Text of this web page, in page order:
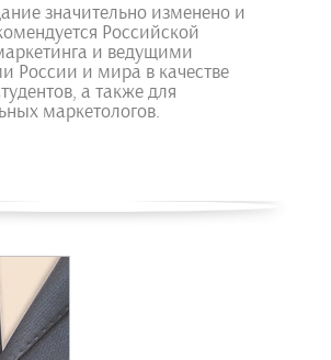
значительно изменено и
Российской
и ведущими
России и мира в качестве
а также для
маркетологов.